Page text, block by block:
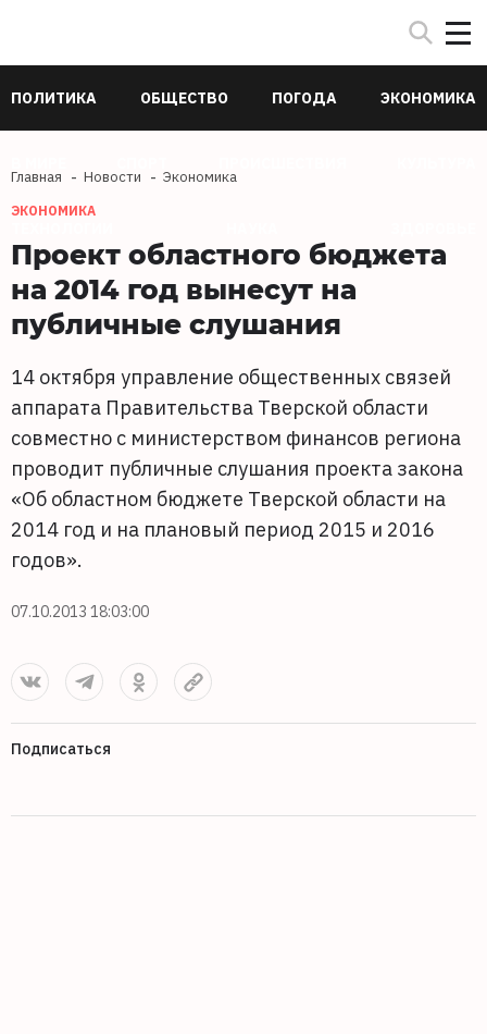
ПОЛИТИКА ОБЩЕСТВО ПОГОДА ЭКОНОМИКА
Главная Новости Экономика
ЭКОНОМИКА
Проект областного бюджета
на 2014 год вынесут на
публичные слушания
14 октября управление общественных связей
аппарата Правительства Тверской области
совместно с министерством финансов региона
проводит публичные слушания проекта закона
«Об областном бюджете Тверской области на
2014 год и на плановый период 2015 и 2016
годов».
07.10.2013 18:03:00
Подписаться